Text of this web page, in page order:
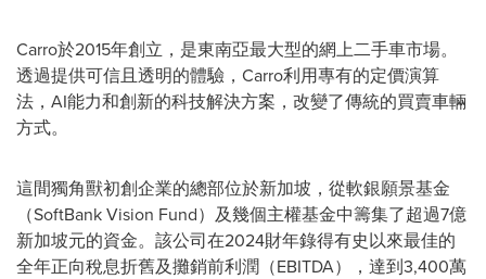
Carro於2015年創立，是東南亞最大型的網上二手車市場。
透過提供可信且透明的體驗，Carro利用專有的定價演算
法，AI能力和創新的科技解決方案，改變了傳統的買賣車輛
方式。
這間獨角獸初創企業的總部位於新加坡，從軟銀願景基金
（SoftBank Vision Fund）及幾個主權基金中籌集了超過7億
新加坡元的資金。該公司在2024財年錄得有史以來最佳的
全年正向稅息折舊及攤銷前利潤（EBITDA），達到3,400萬